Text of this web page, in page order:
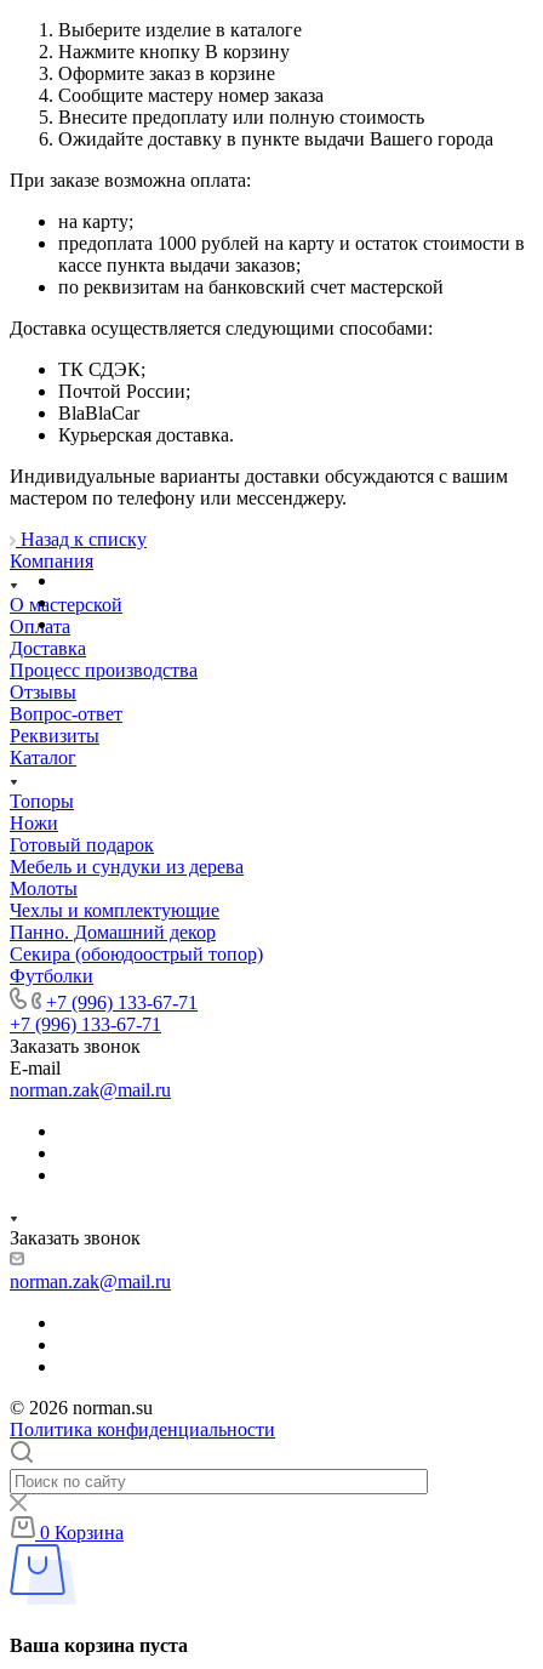
Выберите изделие в каталоге
Нажмите кнопку В корзину
Оформите заказ в корзине
Сообщите мастеру номер заказа
Внесите предоплату или полную стоимость
Ожидайте доставку в пункте выдачи Вашего города
При заказе возможна оплата:
на карту;
предоплата 1000 рублей на карту и остаток стоимости в
кассе пункта выдачи заказов;
по реквизитам на банковский счет мастерской
Доставка осуществляется следующими способами:
ТК СДЭК;
Почтой России;
BlaBlaCar
Курьерская доставка.
Индивидуальные варианты доставки обсуждаются с вашим
мастером по телефону или мессенджеру.
Назад к списку
Компания
О мастерской
Оплата
Доставка
Процесс производства
Отзывы
Вопрос-ответ
Реквизиты
Каталог
Топоры
Ножи
Готовый подарок
Мебель и сундуки из дерева
Молоты
Чехлы и комплектующие
Панно. Домашний декор
Секира (обоюдоострый топор)
Футболки
+7 (996) 133-67-71
+7 (996) 133-67-71
Заказать звонок
E-mail
norman.zak@mail.ru
Заказать звонок
norman.zak@mail.ru
© 2026 norman.su
Политика конфиденциальности
0 Корзина
Ваша корзина пуста